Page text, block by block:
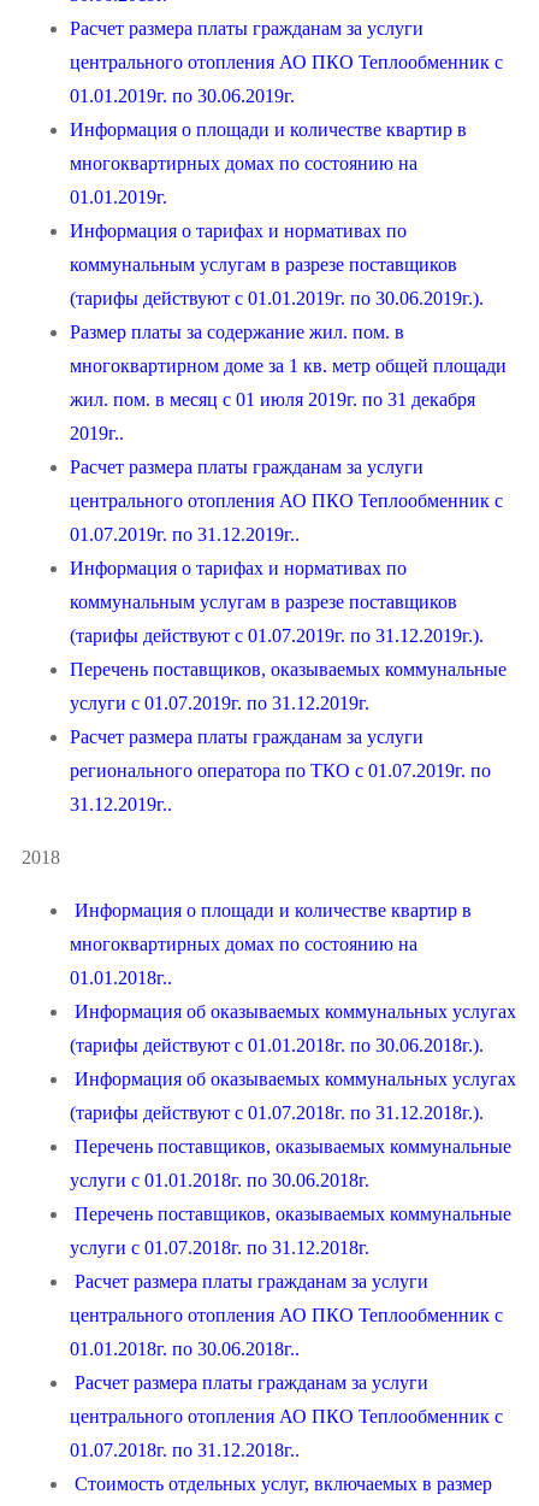
Расчет размера платы гражданам за услуги
центрального отопления АО ПКО Теплообменник с
01.01.2019г. по 30.06.2019г.
Информация о площади и количестве квартир в
многоквартирных домах по состоянию на
01.01.2019г.
Информация о тарифах и нормативах по
коммунальным услугам в разрезе поставщиков
(тарифы действуют с 01.01.2019г. по 30.06.2019г.).
Размер платы за содержание жил. пом. в
многоквартирном доме за 1 кв. метр общей площади
жил. пом. в месяц с 01 июля 2019г. по 31 декабря
2019г..
Расчет размера платы гражданам за услуги
центрального отопления АО ПКО Теплообменник с
01.07.2019г. по 31.12.2019г..
Информация о тарифах и нормативах по
коммунальным услугам в разрезе поставщиков
(тарифы действуют с 01.07.2019г. по 31.12.2019г.).
Перечень поставщиков, оказываемых коммунальные
услуги с 01.07.2019г. по 31.12.2019г.
Расчет размера платы гражданам за услуги
регионального оператора по ТКО с 01.07.2019г. по
31.12.2019г..
2018
Информация о площади и количестве квартир в
многоквартирных домах по состоянию на
01.01.2018г..
Информация об оказываемых коммунальных услугах
(тарифы действуют с 01.01.2018г. по 30.06.2018г.).
Информация об оказываемых коммунальных услугах
(тарифы действуют с 01.07.2018г. по 31.12.2018г.).
Перечень поставщиков, оказываемых коммунальные
услуги с 01.01.2018г. по 30.06.2018г.
Перечень поставщиков, оказываемых коммунальные
услуги с 01.07.2018г. по 31.12.2018г.
Расчет размера платы гражданам за услуги
центрального отопления АО ПКО Теплообменник с
01.01.2018г. по 30.06.2018г..
Расчет размера платы гражданам за услуги
центрального отопления АО ПКО Теплообменник с
01.07.2018г. по 31.12.2018г..
Стоимость отдельных услуг, включаемых в размер